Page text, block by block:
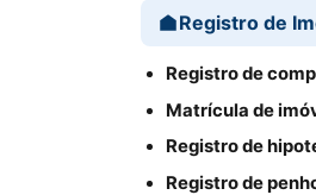
Registro de
Registro de
Matrícula de
Registro de
Registro de